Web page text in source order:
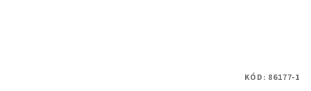
KÓD: 86177-1